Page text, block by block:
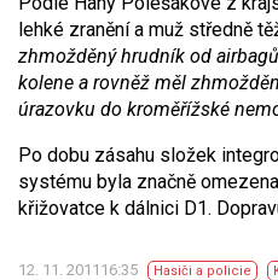
lehké zranění a muž středně
zhmožděný hrudník od
kolene a rovněž měl
úrazovku do kroměřížské
Po dobu zásahu složek
systému byla značně
křižovatce k dálnici D1.
12. 11. 201116:35 Hasiči a policie